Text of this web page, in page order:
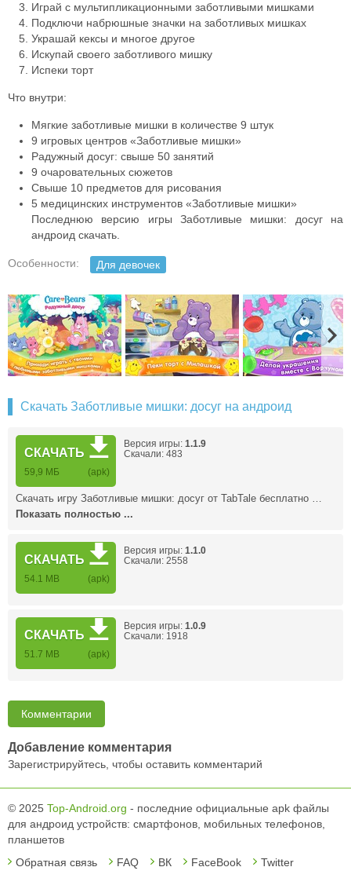
Играй с мультипликационными заботливыми мишками
Подключи набрюшные значки на заботливых мишках
Украшай кексы и многое другое
Искупай своего заботливого мишку
Испеки торт
Что внутри:
Мягкие заботливые мишки в количестве 9 штук
9 игровых центров «Заботливые мишки»
Радужный досуг: свыше 50 занятий
9 очаровательных сюжетов
Свыше 10 предметов для рисования
5 медицинских инструментов «Заботливые мишки»
Последнюю версию игры Заботливые мишки: досуг на
андроид скачать.
Особенности: Для девочек
Скачать Заботливые мишки: досуг на андроид
СКАЧАТЬ
59,9 МБ (apk)
Версия игры: 1.1.9
Скачали: 483
Скачать игру Заботливые мишки: досуг от TabTale бесплатно …
Показать полностью ...
СКАЧАТЬ
54.1 MB (apk)
Версия игры: 1.1.0
Скачали: 2558
СКАЧАТЬ
51.7 MB (apk)
Версия игры: 1.0.9
Скачали: 1918
Комментарии
Добавление комментария
Зарегистрируйтесь, чтобы оставить комментарий
© 2025 Top-Android.org - последние официальные apk файлы
для андроид устройств: смартфонов, мобильных телефонов,
планшетов
Обратная связь
FAQ ВК FaceBook Twitter